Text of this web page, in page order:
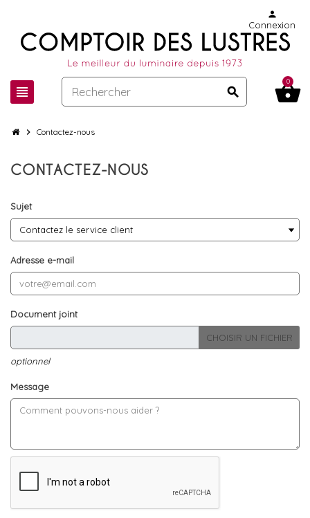
view_headline search
person
Connexion
shopping_basket
0
chevron_right Contactez-nous
CONTACTEZ-NOUS
Sujet
Adresse e-mail
Document joint
CHOISIR UN FICHIER
optionnel
Message